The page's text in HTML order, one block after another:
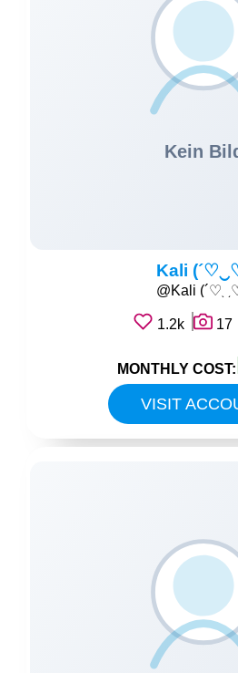
Kali
@Kali
1.2k 17
VISIT
MONTHLY COST: